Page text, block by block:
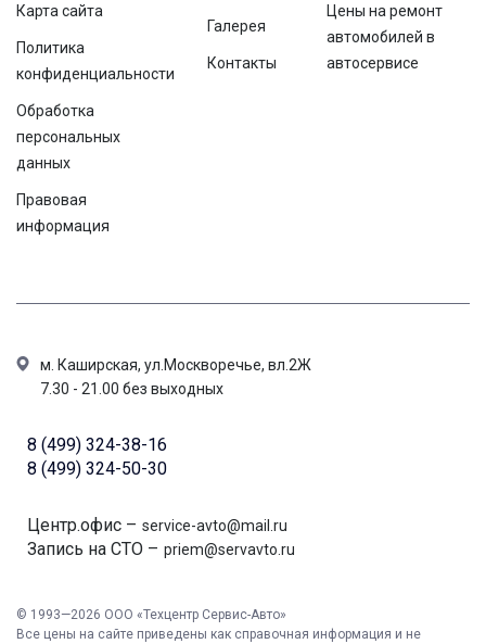
Карта сайта
Политика
конфиденциальности
Обработка
персональных
данных
Правовая
информация
Галерея
Контакты
Цены на ремонт
автомобилей в
автосервисе
м. Каширская, ул.Москворечье, вл.2Ж
7.30 - 21.00 без выходных
8 (499) 324-38-16
8 (499) 324-50-30
Центр.офис – service-avto@mail.ru
Запись на СТО – priem@servavto.ru
© 1993—2026 ООО «Техцентр Сервис-Авто»
Все цены на сайте приведены как справочная информация и не